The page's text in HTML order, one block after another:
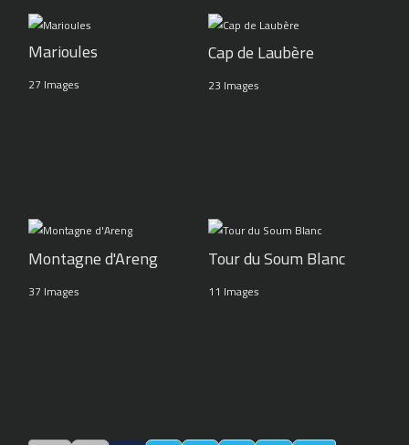
Marioules
27 Images
Cap de Laubère
23 Images
Montagne d'Areng
37 Images
Tour du Soum Blanc
11 Images